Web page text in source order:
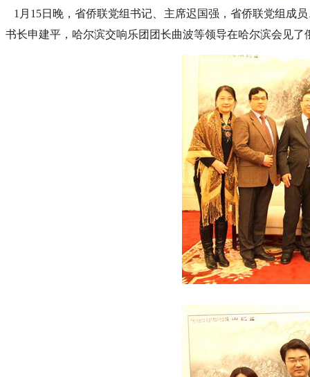
1月15日晚，省侨联党组书记、主席迟国强，省侨联党组成
书长申建平，哈尔滨交响乐团团长曲波等领导在哈尔滨会见了